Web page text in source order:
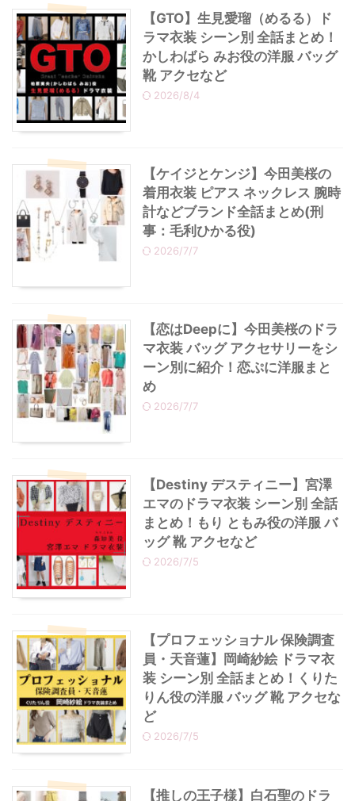
【GTO】生見愛瑠（めるる）ド
ラマ衣装 シーン別 全話まとめ！
かしわばら みお役の洋服 バッグ
靴 アクセなど
2026/8/4
【ケイジとケンジ】今田美桜の
着用衣装 ピアス ネックレス 腕時
計などブランド全話まとめ(刑
事：毛利ひかる役)
2026/7/7
【恋はDeepに】今田美桜のドラ
マ衣装 バッグ アクセサリーをシ
ーン別に紹介！恋ぷに洋服まと
め
2026/7/7
【Destiny デスティニー】宮澤
エマのドラマ衣装 シーン別 全話
まとめ！もり ともみ役の洋服 バ
ッグ 靴 アクセなど
2026/7/5
【プロフェッショナル 保険調査
員・天音蓮】岡崎紗絵 ドラマ衣
装 シーン別 全話まとめ！くりた
りん役の洋服 バッグ 靴 アクセな
ど
2026/7/5
【推しの王子様】白石聖のドラ